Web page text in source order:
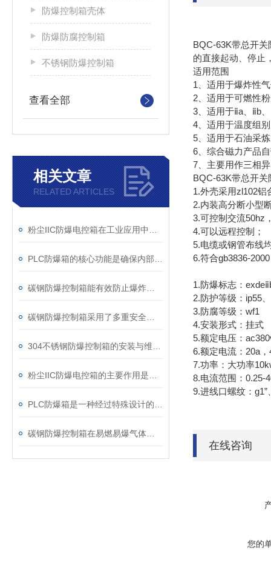
防爆控制箱壳体
防爆防腐控制箱
不锈钢防爆控制箱
查看全部
相关文章
RELATED ARTICLES
BQC-63K带总开
的直接起动、停止
适用范围
1、适用于爆炸性
2、适用于可燃性
3、适用于ⅱa、ⅱb
4、适用于温度组
5、适用于石油采
6、综合磁力产品
7、主要用作三相
BQC-63K带总开
1.外壳采用zl102
2.内装高分断小型
3.可控制交流50hz
4.可以远程控制；
5.电缆或钢管布线
6.符合gb3836-
1.防爆标志：
2.防护等级：ip55
3.防腐等级：wf1
4.安装形式：挂式
5.额定电压：
6.额定电流：20a，
7.功率：大功率
8.电流范围：0.25-
9.进线口螺纹：g1”
在线咨询
您的